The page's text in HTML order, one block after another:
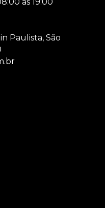
às 19:00
Paulista, São